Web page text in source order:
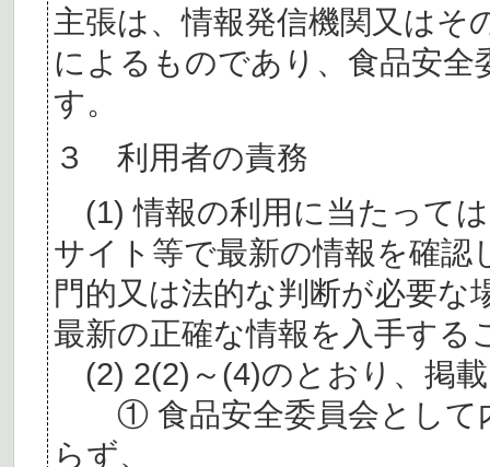
主張は、情報発信機関又はそ
によるものであり、食品安
す。
３ 利用者の責務
(1) 情報の利用に当たって
サイト等で最新の情報を確認
門的又は法的な判断が必要
最新の正確な情報を入手する
(2) 2(2)～(4)のとおり、掲
① 食品安全委員会として
らず、